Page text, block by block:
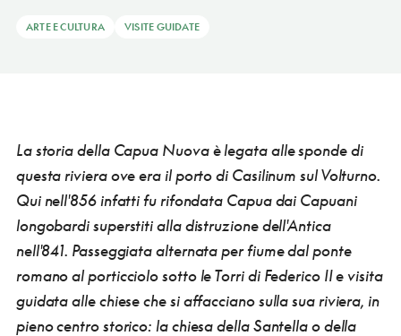
ARTE E CULTURA VISITE GUIDATE
La storia della Capua Nuova è legata alle sponde di
questa riviera ove era il porto di Casilinum sul Volturno.
Qui nell'856 infatti fu rifondata Capua dai Capuani
longobardi superstiti alla distruzione dell'Antica
nell'841. Passeggiata alternata per fiume dal ponte
romano al porticciolo sotto le Torri di Federico II e visita
guidata alle chiese che si affacciano sulla sua riviera, in
pieno centro storico: la chiesa della Santella o della